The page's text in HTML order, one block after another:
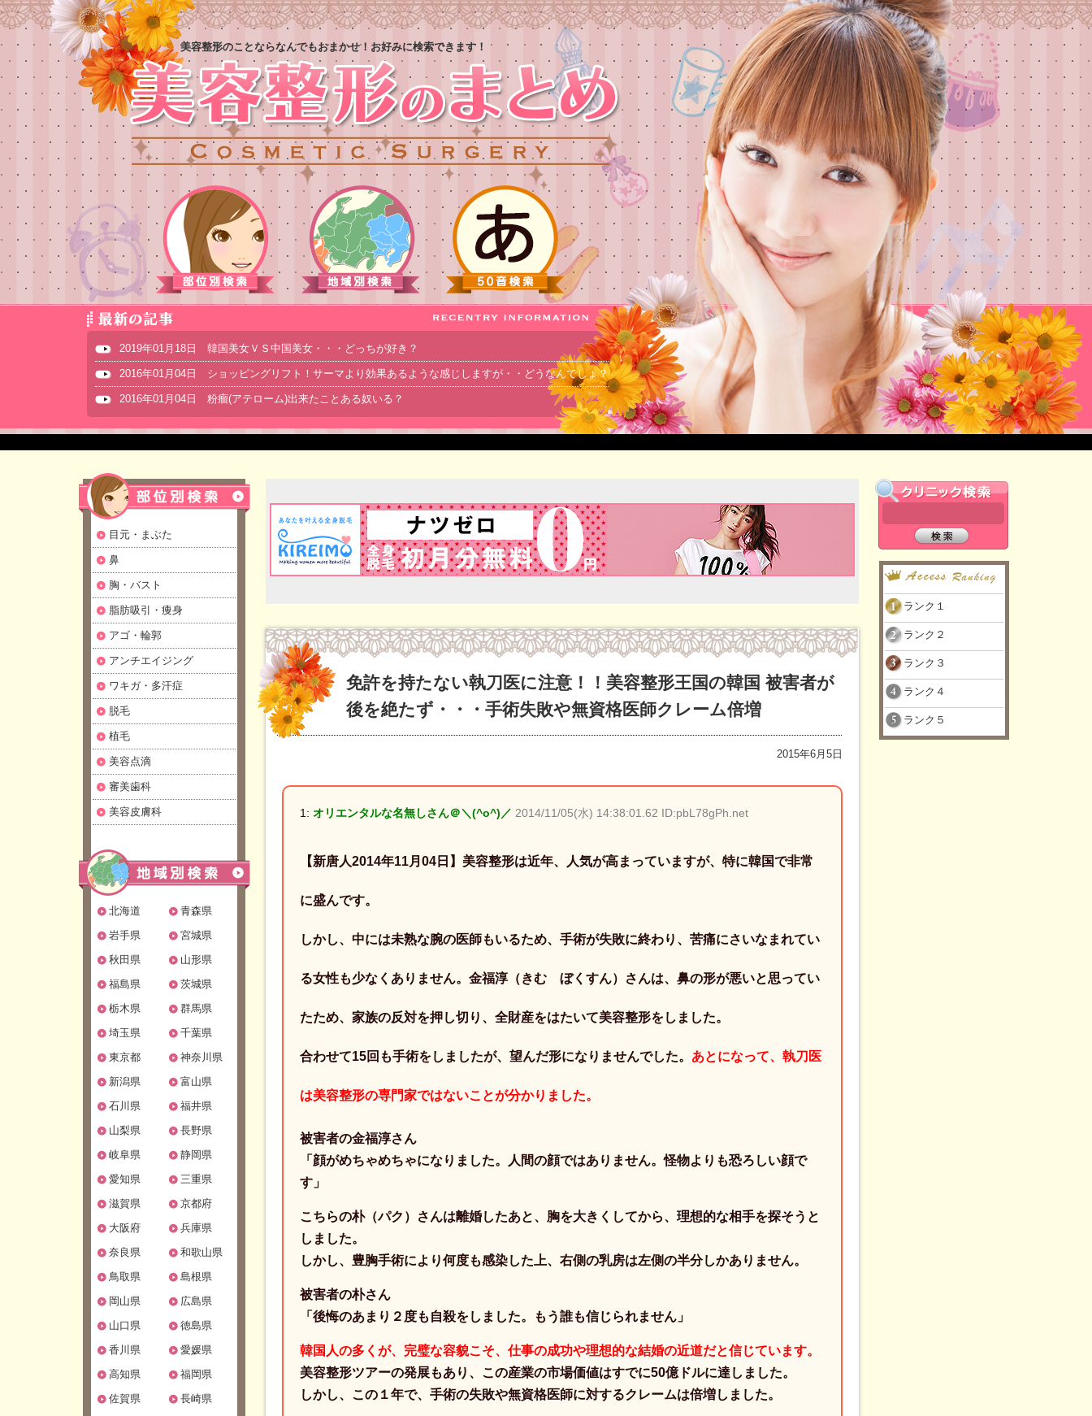
美容整形のことならなんでもおまかせ！お好みに検索できます！
2019年01月18日 韓国美女ＶＳ中国美女・・・どっちが好き？
2016年01月04日 ショッピングリフト！サーマより効果あるような感じしますが・・どうなんでしょ？
2016年01月04日 粉瘤(アテローム)出来たことある奴いる？
目元・まぶた
鼻
胸・バスト
脂肪吸引・痩身
アゴ・輪郭
アンチエイジング
ワキガ・多汗症
脱毛
植毛
美容点滴
審美歯科
美容皮膚科
北海道
青森県
岩手県
宮城県
秋田県
山形県
福島県
茨城県
栃木県
群馬県
埼玉県
千葉県
東京都
神奈川県
新潟県
富山県
石川県
福井県
山梨県
長野県
岐阜県
静岡県
愛知県
三重県
滋賀県
京都府
大阪府
兵庫県
奈良県
和歌山県
鳥取県
島根県
岡山県
広島県
山口県
徳島県
香川県
愛媛県
高知県
福岡県
佐賀県
長崎県
免許を持たない執刀医に注意！！美容整形王国の韓国 被害者が
後を絶たず・・・手術失敗や無資格医師クレーム倍増
2015年6月5日
1: オリエンタルな名無しさん＠＼(^o^)／ 2014/11/05(水) 14:38:01.62 ID:pbL78gPh.net
【新唐人2014年11月04日】美容整形は近年、人気が高まっていますが、特に韓国で非常
に盛んです。
しかし、中には未熟な腕の医師もいるため、手術が失敗に終わり、苦痛にさいなまれてい
る女性も少なくありません。金福淳（きむ ぼくすん）さんは、鼻の形が悪いと思ってい
たため、家族の反対を押し切り、全財産をはたいて美容整形をしました。
合わせて15回も手術をしましたが、望んだ形になりませんでした。 あとになって、執刀医
は美容整形の専門家ではないことが分かりました。
被害者の金福淳さん
「顔がめちゃめちゃになりました。人間の顔ではありません。怪物よりも恐ろしい顔で
す」
こちらの朴（パク）さんは離婚したあと、胸を大きくしてから、理想的な相手を探そうと
しました。
しかし、豊胸手術により何度も感染した上、右側の乳房は左側の半分しかありません。
被害者の朴さん
「後悔のあまり２度も自殺をしました。もう誰も信じられません」
韓国人の多くが、完璧な容貌こそ、仕事の成功や理想的な結婚の近道だと信じています。
美容整形ツアーの発展もあり、この産業の市場価値はすでに50億ドルに達しました。
しかし、この１年で、手術の失敗や無資格医師に対するクレームは倍増しました。
ランク１
ランク２
ランク３
ランク４
ランク５